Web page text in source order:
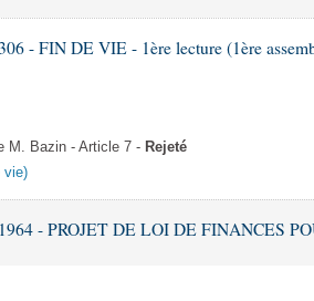
- FIN DE VIE - 1ère lecture (1ère
M. Bazin - Article 7 - Rejeté
vie)
- PROJET DE LOI DE FINANCES